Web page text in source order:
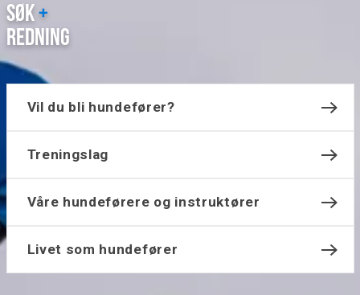
SØK+
REDNING
Vil du bli hundefører?
Treningslag
Våre hundeførere og instruktører
Livet som hundefører